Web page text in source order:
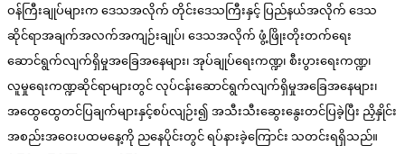
ဝန်ကြီးချုပ်များက ဒေသအလိုက် တိုင်းဒေသကြီးနှင့် ပြည်နယ်အလိုက် ဒေသ
ဆိုင်ရာအချက်အလက်အကျဉ်းချုပ်၊ ဒေသအလိုက် ဖွံ့ဖြိုးတိုးတက်ရေး
ဆောင်ရွက်လျက်ရှိမှုအခြေအနေများ၊ အုပ်ချုပ်ရေးကဏ္ဍ၊ စီးပွားရေးကဏ္ဍ၊
လူမှုရေးကဏ္ဍဆိုင်ရာများတွင် လုပ်ငန်းဆောင်ရွက်လျက်ရှိမှုအခြေအနေများ၊
အထွေထွေတင်ပြချက်များနှင့်စပ်လျဉ်း၍ အသီးသီးဆွေးနွေးတင်ပြခဲ့ပြီး ညှိနှိုင်း
အစည်းအဝေးပထမနေ့ကို ညနေပိုင်းတွင် ရပ်နားခဲ့ကြောင်း သတင်းရရှိသည်။